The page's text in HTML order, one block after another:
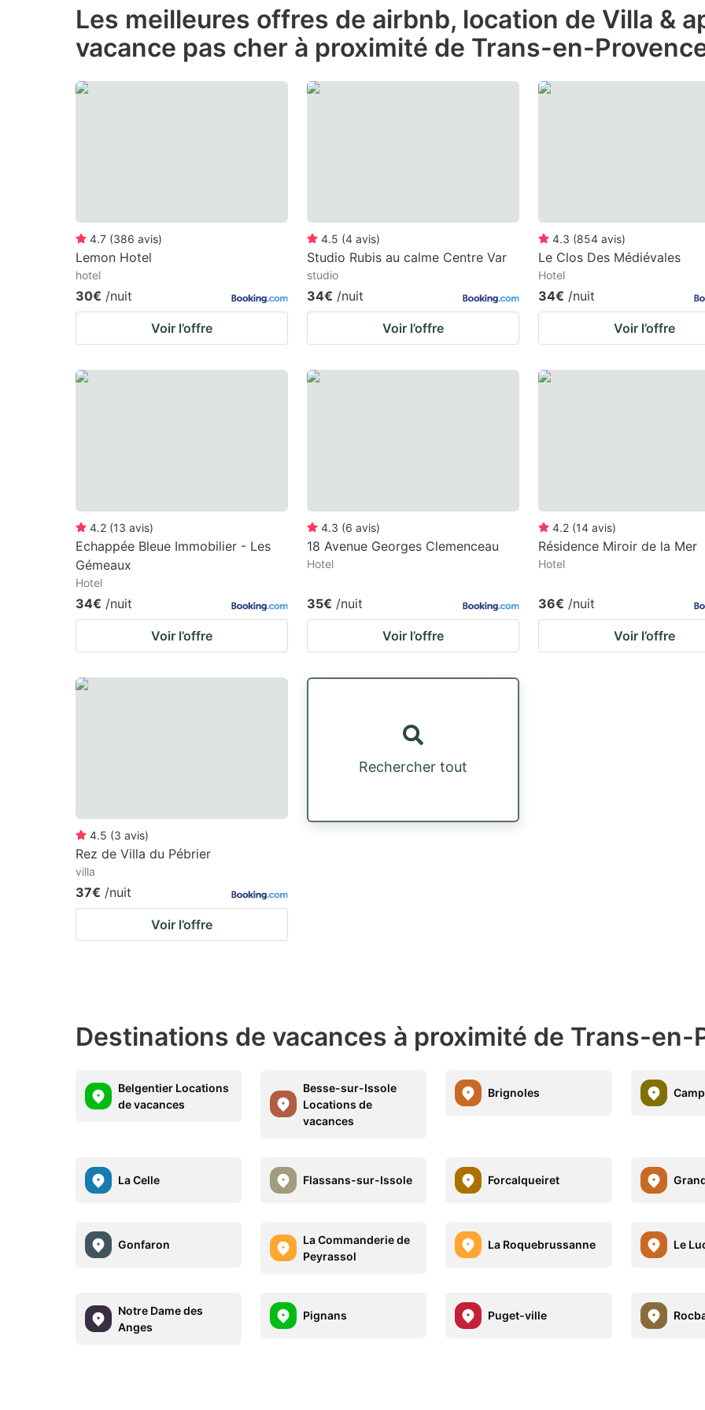
the
question
for
changing
the
question
for
changing
dates.
Les meilleures offres de airbnb, location de Villa &
vacance pas cher à proximité de Trans-en-
4.7 (386 avis)
Lemon Hotel
hotel
30€ /nuit
Voir l’offre
4.5 (4 avis)
Studio Rubis au calme Centre Var
studio
34€ /nuit
Voir l’offre
4.3 (854 avis)
Le Clos Des Médiévales
Hotel
34€ /nuit
Voir l’offre
4.2 (13 avis)
Echappée Bleue Immobilier - Les
Gémeaux
Hotel
34€ /nuit
Voir l’offre
4.3 (6 avis)
18 Avenue Georges Clemenceau
Hotel
35€ /nuit
Voir l’offre
4.2 (14 avis)
Résidence Miroir de la Mer
Hotel
36€ /nuit
Voir l’offre
4.5 (3 avis)
Rez de Villa du Pébrier
villa
37€ /nuit
Voir l’offre
Rechercher tout
Destinations de vacances à proximité de Trans-en-
Belgentier Locations
de vacances
Besse-sur-Issole
Locations de
vacances
Brignoles
La Celle Flassans-sur-Issole Forcalqueiret
Gonfaron
La Commanderie de
Peyrassol
La Roquebrussanne Le
Notre Dame des
Anges
Pignans Puget-ville